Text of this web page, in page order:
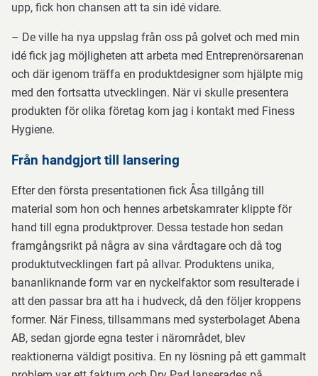
upp, fick hon chansen att ta sin idé vidare.
– De ville ha nya uppslag från oss på golvet och med min
idé fick jag möjligheten att arbeta med Entreprenörsarenan
och där igenom träffa en produktdesigner som hjälpte mig
med den fortsatta utvecklingen. När vi skulle presentera
produkten för olika företag kom jag i kontakt med Finess
Hygiene.
Från handgjort till lansering
Efter den första presentationen fick Åsa tillgång till
material som hon och hennes arbetskamrater klippte för
hand till egna produktprover. Dessa testade hon sedan
framgångsrikt på några av sina vårdtagare och då tog
produktutvecklingen fart på allvar. Produktens unika,
bananliknande form var en nyckelfaktor som resulterade i
att den passar bra att ha i hudveck, då den följer kroppens
former. När Finess, tillsammans med systerbolaget Abena
AB, sedan gjorde egna tester i närområdet, blev
reaktionerna väldigt positiva. En ny lösning på ett gammalt